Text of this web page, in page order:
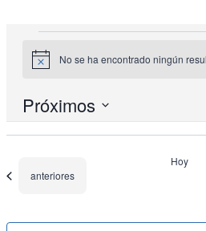
Aviso No se ha encontrado ningún
Próximos
Eventos
anteriores
Hoy